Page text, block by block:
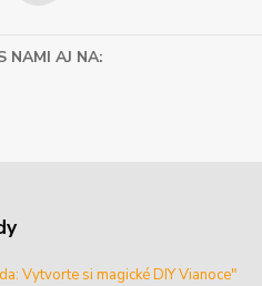
NAMI AJ NA:
Vytvorte si magické DIY Vianoce"